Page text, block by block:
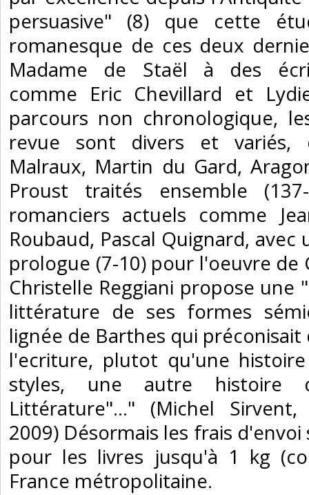
persuasive" (8) que cette
romanesque de ces deux
Madame de Staël à des
comme Eric Chevillard et
parcours non chronologique,
revue sont divers et variés,
Malraux, Martin du Gard,
Proust traités ensemble
romanciers actuels comme
Roubaud, Pascal Quignard,
prologue (7-10) pour l'oeuvre de
Christelle Reggiani propose
littérature de ses formes
lignée de Barthes qui préconisait
l'ecriture, plutot qu'une
styles, une autre histoire
Littérature"..." (Michel
2009) Désormais les frais
pour les livres jusqu'à 1 kg
France métropolitaine.‎